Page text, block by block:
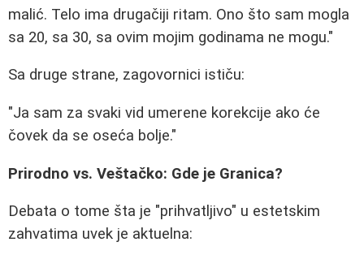
malić. Telo ima drugačiji ritam. Ono što sam mogla
sa 20, sa 30, sa ovim mojim godinama ne mogu."
Sa druge strane, zagovornici ističu:
"Ja sam za svaki vid umerene korekcije ako će
čovek da se oseća bolje."
Prirodno vs. Veštačko: Gde je Granica?
Debata o tome šta je "prihvatljivo" u estetskim
zahvatima uvek je aktuelna: